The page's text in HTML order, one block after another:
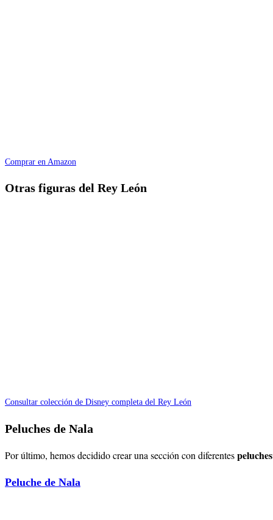
Comprar en Amazon
Otras figuras del Rey León
Consultar colección de Disney completa del Rey León
Peluches de Nala
Por último, hemos decidido crear una sección con diferentes
Peluche de Nala